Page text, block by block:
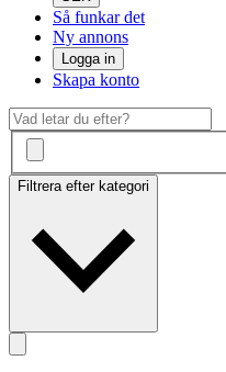
Så funkar det
Ny annons
Logga in
Skapa konto
Filtrera efter kategori